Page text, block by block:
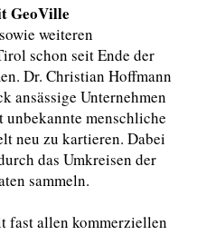
GeoVille
weiteren
schon seit Ende der
Dr. Christian Hoffmann
ansässige Unternehmen
unbekannte menschliche
neu zu kartieren. Dabei
das Umkreisen der
sammeln.
fast allen kommerziellen